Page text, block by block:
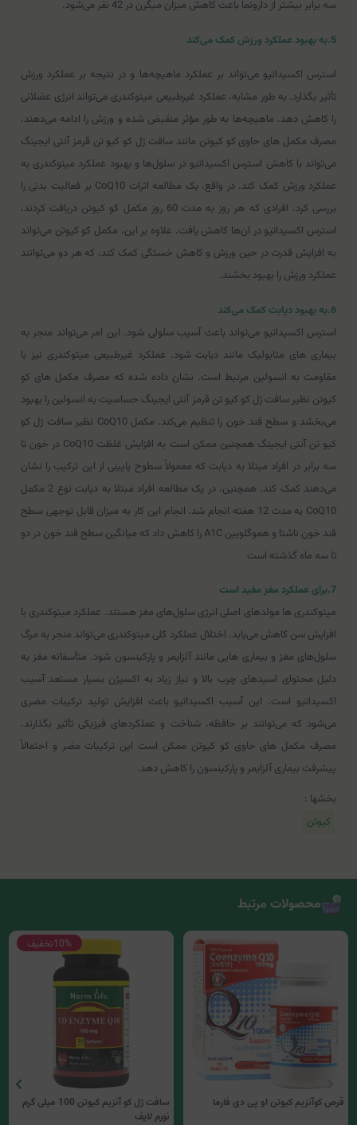
سه برابر بیشتر از دارونما باعث کاهش میزان میگرن در 42 نفر می‌شود.
5.به بهبود عملکرد ورزش کمک می‌کند
استرس اکسیداتیو می‌تواند بر عملکرد ماهیچه‌ها و در نتیجه بر عملکرد ورزش
تأثیر بگذارد. به طور مشابه، عملکرد غیرطبیعی میتوکندری می‌تواند انرژی عضلانی
را کاهش دهد. ماهیچه‌ها به طور مؤثر منقبض شده و ورزش را ادامه می‌دهند.
مصرف مکمل های حاوی کو کیوتن مانند سافت ژل کو کیو تن قرمز آنتی ایجینگ
می‌تواند با کاهش استرس اکسیداتیو در سلول‌ها و بهبود عملکرد میتوکندری به
عملکرد ورزش کمک کند. در واقع، یک مطالعه اثرات CoQ10 بر فعالیت بدنی را
بررسی کرد. افرادی که هر روز به مدت 60 روز مکمل کو کیوتن دریافت کردند،
استرس اکسیداتیو در ان‌ها کاهش یافت. علاوه بر این، مکمل کو کیوتن می‌تواند
به افزایش قدرت در حین ورزش و کاهش خستگی کمک کند، که هر دو می‌توانند
عملکرد ورزش را بهبود بخشند.
6.به بهبود دیابت کمک می‌کند
استرس اکسیداتیو می‌تواند باعث آسیب سلولی شود. این امر می‌تواند منجر به
بیماری های متابولیک مانند دیابت شود. عملکرد غیرطبیعی میتوکندری نیز با
مقاومت به انسولین مرتبط است. نشان داده شده که مصرف مکمل های کو
کیوتن نظیر سافت ژل کو کیو تن قرمز آنتی ایجینگ حساسیت به انسولین را بهبود
می‌بخشد و سطح قند خون را تنظیم می‌کند. مکمل CoQ10 نظیر سافت ژل کو
کیو تن آنتی ایجینگ همچنین ممکن است به افزایش غلظت CoQ10 در خون تا
سه برابر در افراد مبتلا به دیابت که معمولاً سطوح پایینی از این ترکیب را نشان
می‌دهند کمک کند. همچنین، در یک مطالعه افراد مبتلا به دیابت نوع 2 مکمل
CoQ10 به مدت 12 هفته انجام شد. انجام این کار به میزان قابل توجهی سطح
قند خون ناشتا و هموگلوبین A1C را کاهش داد که میانگین سطح قند خون در دو
تا سه ماه گذشته است
7.برای عملکرد مغز مفید است
میتوکندری ها مولدهای اصلی انرژی سلول‌های مغز هستند. عملکرد میتوکندری با
افزایش سن کاهش می‌یابد. اختلال عملکرد کلی میتوکندری می‌تواند منجر به مرگ
سلول‌های مغز و بیماری هایی مانند آلزایمر و پارکینسون شود. متأسفانه مغز به
دلیل محتوای اسیدهای چرب بالا و نیاز زیاد به اکسیژن بسیار مستعد آسیب
اکسیداتیو است. این آسیب اکسیداتیو باعث افزایش تولید ترکیبات مضری
می‌شود که می‌توانند بر حافظه، شناخت و عملکردهای فیزیکی تأثیر بگذارند.
مصرف مکمل های حاوی کو کیوتن ممکن است این ترکیبات مضر و احتمالاً
پیشرفت بیماری آلزایمر و پارکینسون را کاهش دهد.
بخشها :
کیوتن
محصولات مرتبط
قرص کوآنزیم کیوتن او پی دی فارما
10%تخفیف
سافت ژل کو آنزیم کیوتن 100 میلی گرم
نورم لایف